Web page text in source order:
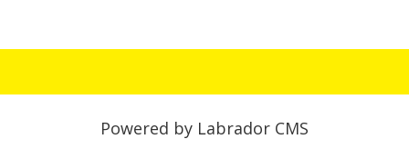
Powered by Labrador CMS